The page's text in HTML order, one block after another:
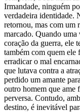
Irmandade, ninguém
verdadeira identidade.
retornou, mas com um
marcado. Quando uma
coração da guerra, ele
também com quem ele
erradicar o mal
que lutava contra a
perdido um amante
outro homem que ame
perversa. Contudo,
destino, é inevitável